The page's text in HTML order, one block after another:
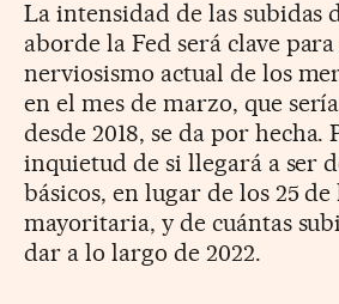
La intensidad de las subidas
aborde la Fed será clave
nerviosismo actual de los
en el mes de marzo, que
desde 2018, se da por hecha.
inquietud de si llegará a ser
básicos, en lugar de los 25
mayoritaria, y de cuántas
dar a lo largo de 2022.